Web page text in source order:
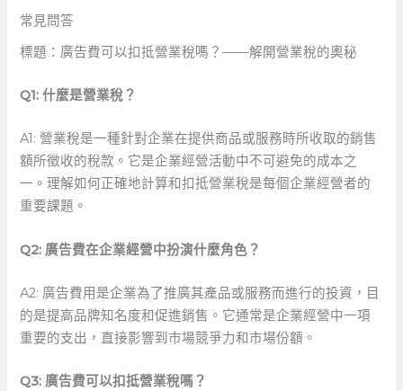
常見問答
標題：廣告費可以扣抵營業稅嗎？——解開營業稅的奧秘
Q1: 什麼是營業稅？
A1: 營業稅是一種針對企業在提供商品或服務時所收取的銷售
額所徵收的稅款。它是企業經營活動中不可避免的成本之
一。理解如何正確地計算和扣抵營業稅是每個企業經營者的
重要課題。
Q2: 廣告費在企業經營中扮演什麼角色？
A2: ‍廣告費用是企業為了推廣其產品或服務而進行的投資，目
的是提高品牌知名度和促進銷售。它通常是企業經營中一項
重要的支出，直接影響到市場競爭力和市場份額。
Q3: 廣告費可以扣抵營業稅嗎？